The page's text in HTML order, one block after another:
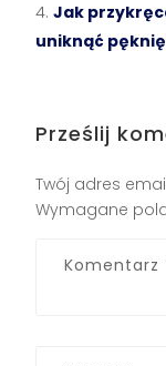
Jak
uniknąć
Prześlij
Twój adres
Wymagane